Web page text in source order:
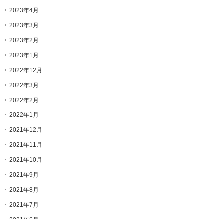
2023年4月
2023年3月
2023年2月
2023年1月
2022年12月
2022年3月
2022年2月
2022年1月
2021年12月
2021年11月
2021年10月
2021年9月
2021年8月
2021年7月